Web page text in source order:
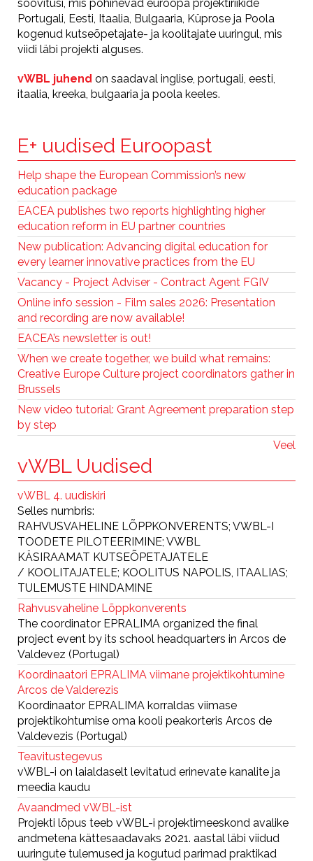
soovitusi, mis põhinevad euroopa projektiriikide
Portugali, Eesti, Itaalia, Bulgaaria, Küprose ja Poola
kogenud kutseõpetajate- ja koolitajate uuringul, mis
viidi läbi projekti alguses.
vWBL juhend on saadaval inglise, portugali, eesti,
itaalia, kreeka, bulgaaria ja poola keeles.
E+ uudised Euroopast
Help shape the European Commission’s new
education package
EACEA publishes two reports highlighting higher
education reform in EU partner countries
New publication: Advancing digital education for
every learner innovative practices from the EU
Vacancy - Project Adviser - Contract Agent FGIV
Online info session - Film sales 2026: Presentation
and recording are now available!
EACEA’s newsletter is out!
When we create together, we build what remains:
Creative Europe Culture project coordinators gather in
Brussels
New video tutorial: Grant Agreement preparation step
by step
Veel
vWBL Uudised
vWBL 4. uudiskiri
Selles numbris:
RAHVUSVAHELINE LÕPPKONVERENTS; VWBL-I
TOODETE PILOTEERIMINE; VWBL
KÄSIRAAMAT KUTSEÕPETAJATELE
/ KOOLITAJATELE; KOOLITUS NAPOLIS, ITAALIAS;
TULEMUSTE HINDAMINE
Rahvusvaheline Lõppkonverents
The coordinator EPRALIMA organized the final
project event by its school headquarters in Arcos de
Valdevez (Portugal)
Koordinaatori EPRALIMA viimane projektikohtumine
Arcos de Valderezis
Koordinaator EPRALIMA korraldas viimase
projektikohtumise oma kooli peakorteris Arcos de
Valdevezis (Portugal)
Teavitustegevus
vWBL-i on laialdaselt levitatud erinevate kanalite ja
meedia kaudu
Avaandmed vWBL-ist
Projekti lõpus teeb vWBL-i projektimeeskond avalike
andmetena kättesaadavaks 2021. aastal läbi viidud
uuringute tulemused ja kogutud parimad praktikad